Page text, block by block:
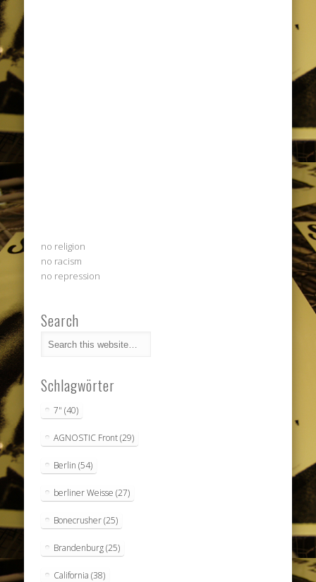
no religion
no racism
no repression
Search
Schlagwörter
7" (40)
AGNOSTIC Front(29)
Berlin (54)
berliner Weisse (27)
Bonecrusher(25)
Brandenburg(25)
California (38)